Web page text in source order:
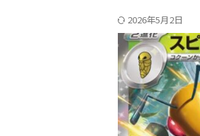
2026年5月2日